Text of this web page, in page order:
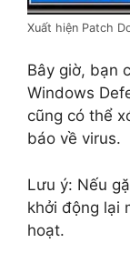
Xuất hiện Patch
Bây giờ, bạn
Windows
cũng có thể
báo về virus.
Lưu ý: Nếu
khởi động lại
hoạt.